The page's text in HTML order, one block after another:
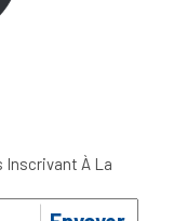
Inscrivant À La